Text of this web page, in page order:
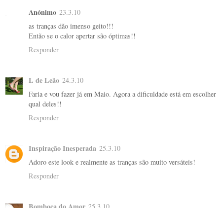
Anónimo 23.3.10
as tranças dão imenso geito!!!
Então se o calor apertar são óptimas!!
Responder
L de Leão 24.3.10
Faria e vou fazer já em Maio. Agora a dificuldade está em escolher
qual deles!!
Responder
Inspiração Inesperada 25.3.10
Adoro este look e realmente as tranças são muito versáteis!
Responder